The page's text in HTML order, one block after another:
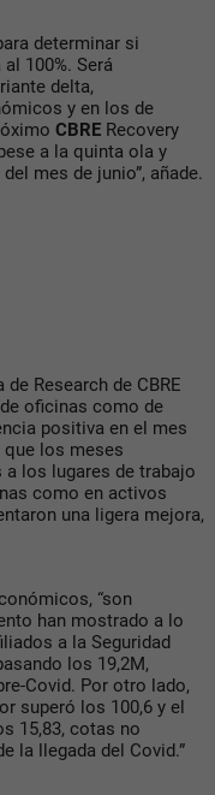
determinar si
100%. Será
delta,
y en los de
CBRE Recovery
a la quinta ola y
mes de junio”, añade.
Research de CBRE
oficinas como de
positiva en el mes
que los meses
los lugares de trabajo
como en activos
una ligera mejora,
“son
han mostrado a lo
a la Seguridad
los 19,2M,
Covid. Por otro lado,
superó los 100,6 y el
15,83, cotas no
la llegada del Covid.”